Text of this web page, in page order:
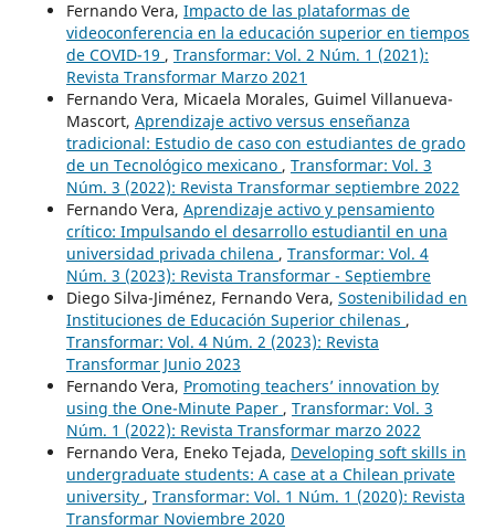
Fernando Vera, Impacto de las plataformas de
videoconferencia en la educación superior en tiempos
de COVID-19 , Transformar: Vol. 2 Núm. 1 (2021):
Revista Transformar Marzo 2021
Fernando Vera, Micaela Morales, Guimel Villanueva-
Mascort, Aprendizaje activo versus enseñanza
tradicional: Estudio de caso con estudiantes de grado
de un Tecnológico mexicano , Transformar: Vol. 3
Núm. 3 (2022): Revista Transformar septiembre 2022
Fernando Vera, Aprendizaje activo y pensamiento
crítico: Impulsando el desarrollo estudiantil en una
universidad privada chilena , Transformar: Vol. 4
Núm. 3 (2023): Revista Transformar - Septiembre
Diego Silva-Jiménez, Fernando Vera, Sostenibilidad en
Instituciones de Educación Superior chilenas ,
Transformar: Vol. 4 Núm. 2 (2023): Revista
Transformar Junio 2023
Fernando Vera, Promoting teachers’ innovation by
using the One-Minute Paper , Transformar: Vol. 3
Núm. 1 (2022): Revista Transformar marzo 2022
Fernando Vera, Eneko Tejada, Developing soft skills in
undergraduate students: A case at a Chilean private
university , Transformar: Vol. 1 Núm. 1 (2020): Revista
Transformar Noviembre 2020